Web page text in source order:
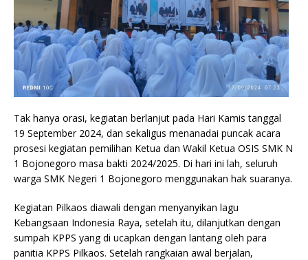
Tak hanya orasi, kegiatan berlanjut pada Hari Kamis tanggal
19 September 2024, dan sekaligus menanadai puncak acara
prosesi kegiatan pemilihan Ketua dan Wakil Ketua OSIS SMK N
1 Bojonegoro masa bakti 2024/2025. Di hari ini lah, seluruh
warga SMK Negeri 1 Bojonegoro menggunakan hak suaranya.
Kegiatan Pilkaos diawali dengan menyanyikan lagu
Kebangsaan Indonesia Raya, setelah itu, dilanjutkan dengan
sumpah KPPS yang di ucapkan dengan lantang oleh para
panitia KPPS Pilkaos. Setelah rangkaian awal berjalan,